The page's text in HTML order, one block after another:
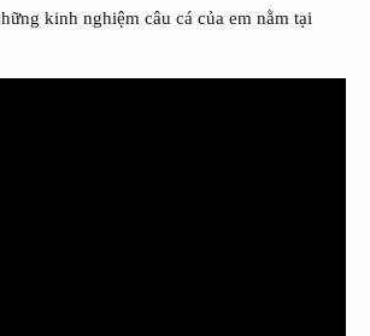
kinh nghiệm câu cá của em nằm tại